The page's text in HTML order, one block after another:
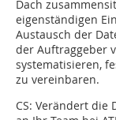
Dach
eigenständigen
Austausch der
der Auftraggeber
systematisieren,
zu vereinbaren.
CS: Verändert